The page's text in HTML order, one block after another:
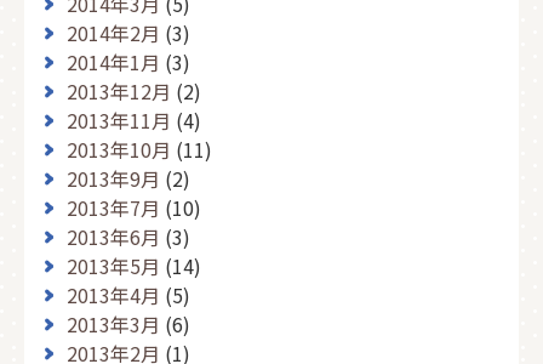
2014年2月 (3)
2014年1月 (3)
2013年12月 (2)
2013年11月 (4)
2013年10月 (11)
2013年9月 (2)
2013年7月 (10)
2013年6月 (3)
2013年5月 (14)
2013年4月 (5)
2013年3月 (6)
2013年2月 (1)